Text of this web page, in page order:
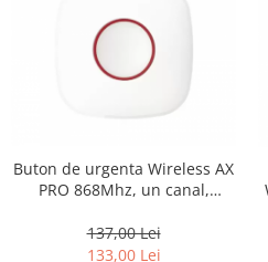
Buton de urgenta Wireless AX
PRO 868Mhz, un canal,
DS-PDEB1-EG2-WE
137,00 Lei
133,00 Lei